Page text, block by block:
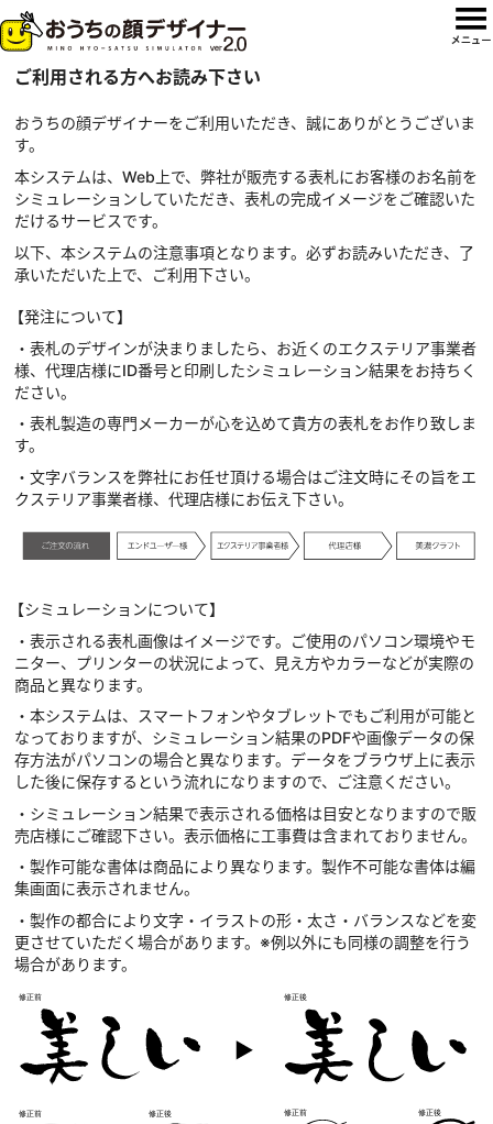
ご利用される方へお読み下さい
おうちの顔デザイナーをご利用いただき、誠にありがとうございま
す。
本システムは、Web上で、弊社が販売する表札にお客様のお名前を
シミュレーションしていただき、表札の完成イメージをご確認いた
だけるサービスです。
以下、本システムの注意事項となります。必ずお読みいただき、了
承いただいた上で、ご利用下さい。
【発注について】
・表札のデザインが決まりましたら、お近くのエクステリア事業者
様、代理店様にID番号と印刷したシミュレーション結果をお持ちく
ださい。
・表札製造の専門メーカーが心を込めて貴方の表札をお作り致しま
す。
・文字バランスを弊社にお任せ頂ける場合はご注文時にその旨をエ
クステリア事業者様、代理店様にお伝え下さい。
【シミュレーションについて】
・表示される表札画像はイメージです。ご使用のパソコン環境やモ
ニター、プリンターの状況によって、見え方やカラーなどが実際の
商品と異なります。
・本システムは、スマートフォンやタブレットでもご利用が可能と
なっておりますが、シミュレーション結果のPDFや画像データの保
存方法がパソコンの場合と異なります。データをブラウザ上に表示
した後に保存するという流れになりますので、ご注意ください。
・シミュレーション結果で表示される価格は目安となりますので販
売店様にご確認下さい。表示価格に工事費は含まれておりません。
・製作可能な書体は商品により異なります。製作不可能な書体は編
集画面に表示されません。
・製作の都合により文字・イラストの形・太さ・バランスなどを変
更させていただく場合があります。※例以外にも同様の調整を行う
場合があります。